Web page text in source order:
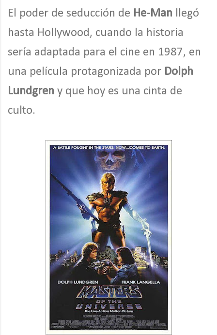
El poder de seducción de He-Man llegó
hasta Hollywood, cuando la historia
sería adaptada para el cine en 1987, en
una película protagonizada por Dolph
Lundgren y que hoy es una cinta de
culto.